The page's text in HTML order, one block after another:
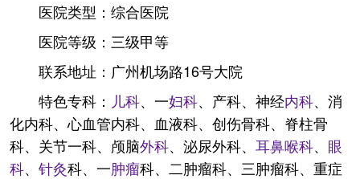
医院类型：综合医院
医院等级：三级甲等
联系地址：广州机场路16号大院
特色专科： 儿科、一妇科、产科、神经内科、消
化内科、心血管内科、血液科、创伤骨科、脊柱骨
科、关节一科、颅脑外科、泌尿外科、 耳鼻喉科、 眼
科、 针灸科、一肿瘤科、二肿瘤科、三肿瘤科、重症